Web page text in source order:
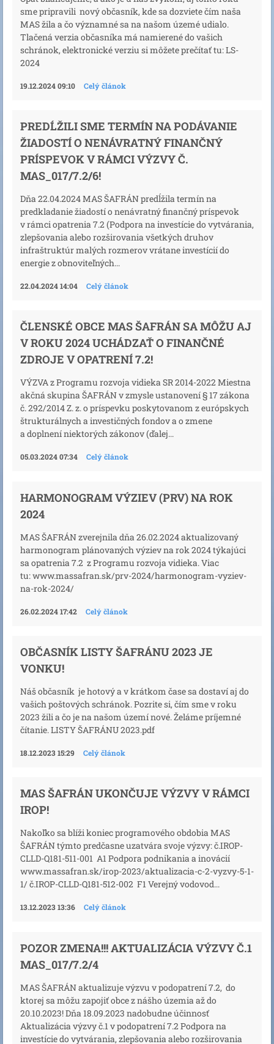
sme pripravili nový občasník, kde sa dozviete čím naša
MAS žila a čo významné sa na našom územé udialo.
Tlačená verzia občasníka má namierené do vašich
schránok, elektronické verziu si môžete prečítať tu: LS-
2024
19.12.2024 09:10 Celý článok
PREDĹŽILI SME TERMÍN NA PODÁVANIE
ŽIADOSTÍ O NENÁVRATNÝ FINANČNÝ
PRÍSPEVOK V RÁMCI VÝZVY Č.
MAS_017/7.2/6!
Dňa 22.04.2024 MAS ŠAFRÁN predĺžila termín na
predkladanie žiadostí o nenávratný finančný príspevok
v rámci opatrenia 7.2 (Podpora na investície do vytvárania,
zlepšovania alebo rozširovania všetkých druhov
infraštruktúr malých rozmerov vrátane investícií do
energie z obnoviteľných...
22.04.2024 14:04 Celý článok
ČLENSKÉ OBCE MAS ŠAFRÁN SA MÔŽU AJ
V ROKU 2024 UCHÁDZAŤ O FINANČNÉ
ZDROJE V OPATRENÍ 7.2!
VÝZVA z Programu rozvoja vidieka SR 2014-2022 Miestna
akčná skupina ŠAFRÁN v zmysle ustanovení § 17 zákona
č. 292/2014 Z. z. o príspevku poskytovanom z európskych
štrukturálnych a investičných fondov a o zmene
a doplnení niektorých zákonov (ďalej...
05.03.2024 07:34 Celý článok
HARMONOGRAM VÝZIEV (PRV) NA ROK
2024
MAS ŠAFRÁN zverejnila dňa 26.02.2024 aktualizovaný
harmonogram plánovaných výziev na rok 2024 týkajúci
sa opatrenia 7.2 z Programu rozvoja vidieka. Viac
tu: www.massafran.sk/prv-2024/harmonogram-vyziev-
na-rok-2024/
26.02.2024 17:42 Celý článok
OBČASNÍK LISTY ŠAFRÁNU 2023 JE
VONKU!
Náš občasník je hotový a v krátkom čase sa dostaví aj do
vašich poštových schránok. Pozrite si, čím sme v roku
2023 žili a čo je na našom území nové. Želáme príjemné
čítanie. LISTY ŠAFRÁNU 2023.pdf
18.12.2023 15:29 Celý článok
MAS ŠAFRÁN UKONČUJE VÝZVY V RÁMCI
IROP!
Nakoľko sa blíži koniec programového obdobia MAS
ŠAFRÁN týmto predčasne uzatvára svoje výzvy: č.IROP-
CLLD-Q181-511-001 A1 Podpora podnikania a inovácií
www.massafran.sk/irop-2023/aktualizacia-c-2-vyzvy-5-1-
1/ č.IROP-CLLD-Q181-512-002 F1 Verejný vodovod...
13.12.2023 13:36 Celý článok
POZOR ZMENA!!! AKTUALIZÁCIA VÝZVY Č.1
MAS_017/7.2/4
MAS ŠAFRÁN aktualizuje výzvu v podopatrení 7.2, do
ktorej sa môžu zapojiť obce z nášho územia až do
20.10.2023! Dňa 18.09.2023 nadobudne účinnosť
Aktualizácia výzvy č.1 v podopatrení 7.2 Podpora na
investície do vytvárania, zlepšovania alebo rozširovania